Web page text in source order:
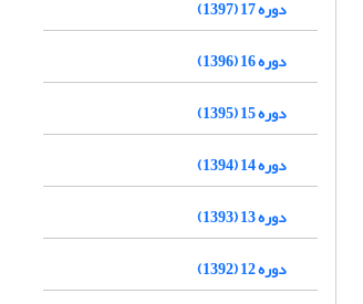
دوره 17 (1397)
دوره 16 (1396)
دوره 15 (1395)
دوره 14 (1394)
دوره 13 (1393)
دوره 12 (1392)